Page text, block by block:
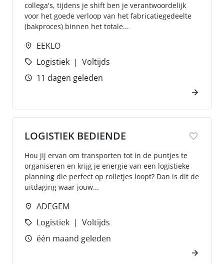
collega's, tijdens je shift ben je verantwoordelijk
voor het goede verloop van het fabricatiegedeelte
(bakproces) binnen het totale...
EEKLO
Logistiek
Voltijds
11 dagen geleden
LOGISTIEK BEDIENDE
Hou jij ervan om transporten tot in de puntjes te
organiseren en krijg je energie van een logistieke
planning die perfect op rolletjes loopt? Dan is dit de
uitdaging waar jouw...
ADEGEM
Logistiek
Voltijds
één maand geleden